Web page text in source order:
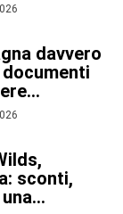
davvero
sconti,